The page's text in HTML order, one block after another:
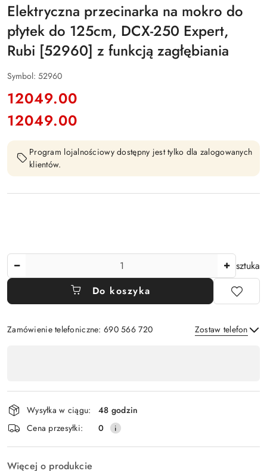
Elektryczna przecinarka na mokro do
płytek do 125cm, DCX-250 Expert,
Rubi [52960] z funkcją zagłębiania
Symbol: 52960
cena:
12049.00
Cena:
12049.00
Program lojalnościowy dostępny jest tylko dla zalogowanych
klientów.
sztuka
Do koszyka
Zamówienie telefoniczne: 690 566 720 Zostaw telefon
płatność
i
dostawa
Wysyłka w ciągu:
48 godzin
Cena przesyłki:
0
Więcej o produkcie